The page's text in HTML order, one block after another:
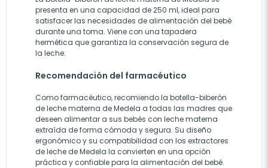
presenta en una capacidad de 250 ml, ideal para
satisfacer las necesidades de alimentación del bebé
durante una toma. Viene con una tapadera
hermética que garantiza la conservación segura de
la leche.
Recomendación del farmacéutico
Como farmacéutico, recomiendo la botella-biberón
de leche materna de Medela a todas las madres que
deseen alimentar a sus bebés con leche materna
extraída de forma cómoda y segura. Su diseño
ergonómico y su compatibilidad con los extractores
de leche de Medela la convierten en una opción
práctica y confiable para la alimentación del bebé.